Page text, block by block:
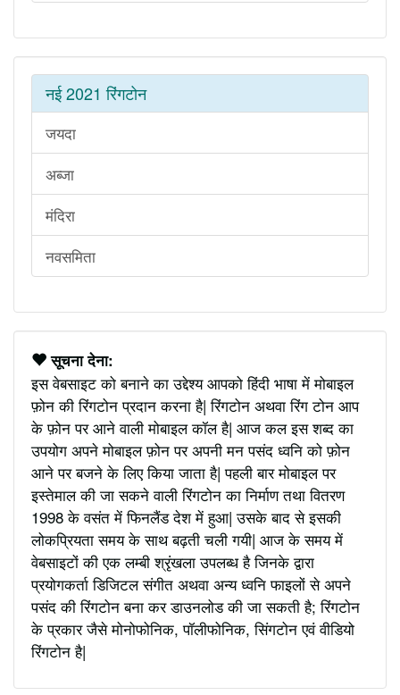
नई 2021 रिंगटोन
जयदा
अब्जा
मंदिरा
नवसमिता
सूचना देना:
इस वेबसाइट को बनाने का उद्देश्य आपको हिंदी भाषा में मोबाइल
फ़ोन की रिंगटोन प्रदान करना है| रिंगटोन अथवा रिंग टोन आप
के फ़ोन पर आने वाली मोबाइल कॉल है| आज कल इस शब्द का
उपयोग अपने मोबाइल फ़ोन पर अपनी मन पसंद ध्वनि को फ़ोन
आने पर बजने के लिए किया जाता है| पहली बार मोबाइल पर
इस्तेमाल की जा सकने वाली रिंगटोन का निर्माण तथा वितरण
1998 के वसंत में फिनलैंड देश में हुआ| उसके बाद से इसकी
लोकप्रियता समय के साथ बढ़ती चली गयी| आज के समय में
वेबसाइटों की एक लम्बी श्रृंखला उपलब्ध है जिनके द्वारा
प्रयोगकर्ता डिजिटल संगीत अथवा अन्य ध्वनि फाइलों से अपने
पसंद की रिंगटोन बना कर डाउनलोड की जा सकती है; रिंगटोन
के प्रकार जैसे मोनोफोनिक, पॉलीफोनिक, सिंगटोन एवं वीडियो
रिंगटोन है|